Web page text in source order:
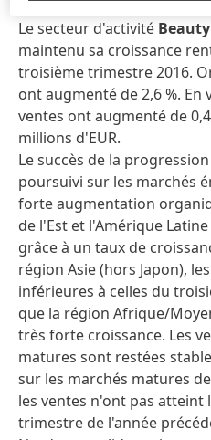
Le secteur d'activité
maintenu sa croissance
troisième trimestre 2016.
ont augmenté de 2,6 %. En
ventes ont augmenté de
millions d'EUR.
Le succès de la
poursuivi sur les marchés
forte augmentation
de l'Est et l'Amérique
grâce à un taux de
région Asie (hors Japon),
inférieures à celles du
que la région Afrique/
très forte croissance. Les
matures sont restées
sur les marchés matures
les ventes n'ont pas atteint
trimestre de l'année